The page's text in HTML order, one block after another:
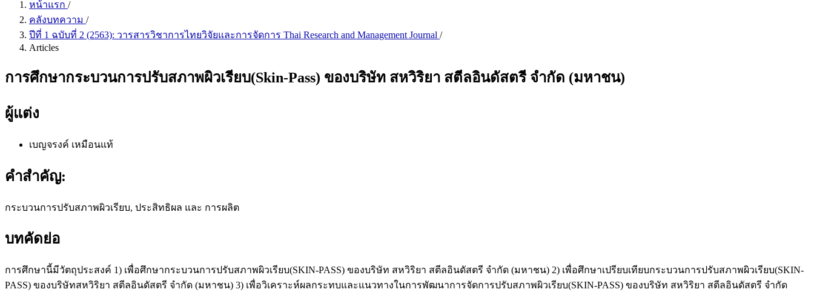
หน้าแรก /
คลังบทความ /
ปีที่ 1 ฉบับที่ 2 (2563): วารสารวิชาการไทยวิจัยและการจัดการ Thai Research and Management Journal /
Articles
การศึกษากระบวนการปรับสภาพผิวเรียบ(Skin-Pass) ของบริษัท สหวิริยา สตีลอินดัสตรี จำกัด (มหาชน)
ผู้แต่ง
เบญจรงค์ เหมือนแท้
คำสำคัญ:
กระบวนการปรับสภาพผิวเรียบ, ประสิทธิผล และ การผลิต
บทคัดย่อ
การศึกษานี้มีวัตถุประสงค์ 1) เพื่อศึกษากระบวนการปรับสภาพผิวเรียบ(SKIN-PASS) ของบริษัท สหวิริยา สตีลอินดัสตรี จำกัด (มหาชน) 2) เพื่อศึกษาเปรียบเทียบกระบวนการปรับสภาพผิวเรียบ(SKIN-
PASS) ของบริษัทสหวิริยา สตีลอินดัสตรี จำกัด (มหาชน) 3) เพื่อวิเคราะห์ผลกระทบและแนวทางในการพัฒนาการจัดการปรับสภาพผิวเรียบ(SKIN-PASS) ของบริษัท สหวิริยา สตีลอินดัสตรี จำกัด